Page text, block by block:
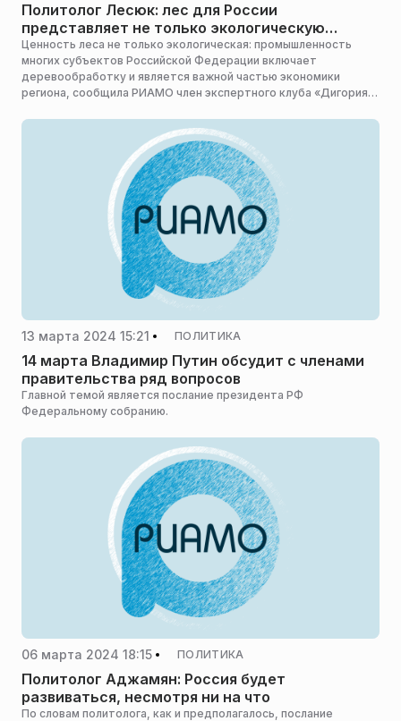
Политолог Лесюк: лес для России
представляет не только экологическую
ценность
Ценность леса не только экологическая: промышленность
многих субъектов Российской Федерации включает
деревообработку и является важной частью экономики
региона, сообщила РИАМО член экспертного клуба «Дигория»,
образовательная политика» Марта Лесюк.
13 марта 2024 15:21 ПОЛИТИКА
14 марта Владимир Путин обсудит с членами
правительства ряд вопросов
Главной темой является послание президента РФ
Федеральному собранию.
06 марта 2024 18:15 ПОЛИТИКА
Политолог Аджамян: Россия будет
развиваться, несмотря ни на что
По словам политолога, как и предполагалось, послание